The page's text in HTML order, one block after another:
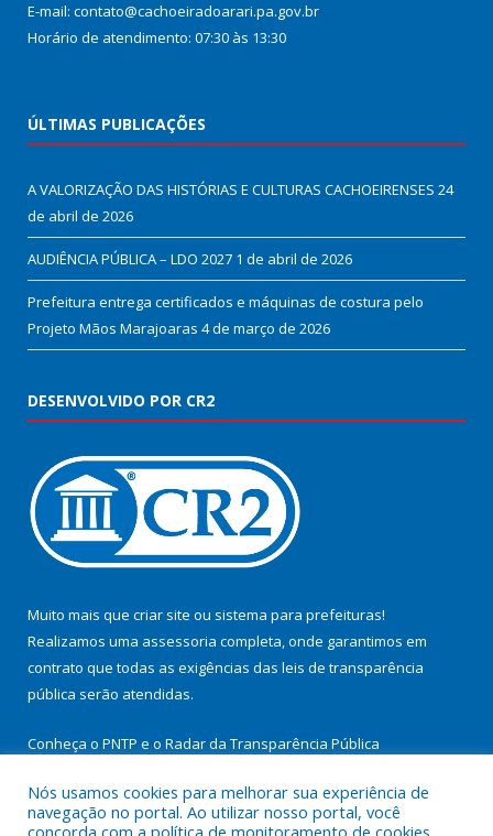
E-mail: contato@cachoeiradoarari.pa.gov.br
Horário de atendimento: 07:30 às 13:30
ÚLTIMAS PUBLICAÇÕES
A VALORIZAÇÃO DAS HISTÓRIAS E CULTURAS CACHOEIRENSES 24
de abril de 2026
AUDIÊNCIA PÚBLICA – LDO 2027 1 de abril de 2026
Prefeitura entrega certificados e máquinas de costura pelo
Projeto Mãos Marajoaras 4 de março de 2026
DESENVOLVIDO POR CR2
Muito mais que criar site ou sistema para prefeituras!
Realizamos uma assessoria completa, onde garantimos em
contrato que todas as exigências das leis de transparência
pública serão atendidas.
Conheça o PNTP e o Radar da Transparência Pública
Nós usamos cookies para melhorar sua experiência de
navegação no portal. Ao utilizar nosso portal, você
concorda com a política de monitoramento de cookies.